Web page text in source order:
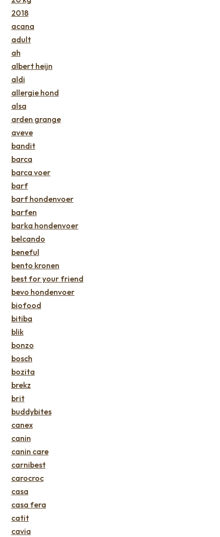
2018
acana
adult
ah
albert heijn
aldi
allergie hond
alsa
arden grange
aveve
bandit
barca
barca voer
barf
barf hondenvoer
barfen
barka hondenvoer
belcando
beneful
bento kronen
best for your friend
bevo hondenvoer
biofood
bitiba
blik
bonzo
bosch
bozita
brekz
brit
buddybites
canex
canin
canin care
carnibest
carocroc
casa
casa fera
catit
cavia